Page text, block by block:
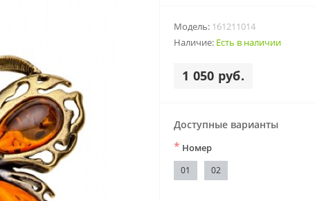
Модель: 161211014
Наличие: Есть в наличии
1 050 руб.
Доступные варианты
* Номер
01 02